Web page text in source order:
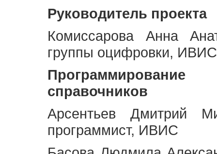
Руководитель проекта
Комиссарова Анна
группы оцифровки, ИВИС
Программирование
справочников
Арсентьев Дмитрий
программист, ИВИС